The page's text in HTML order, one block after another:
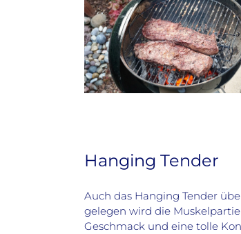
Hanging Tender
Auch das Hanging Tender
gelegen wird die
Geschmack und eine tolle